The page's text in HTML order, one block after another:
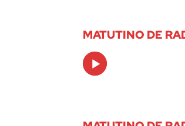
MATUTINO DE
Audio
Player